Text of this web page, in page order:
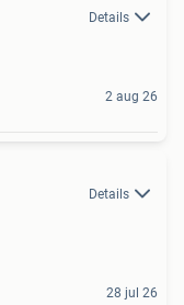
Details
2 aug 26
Details
28 jul 26